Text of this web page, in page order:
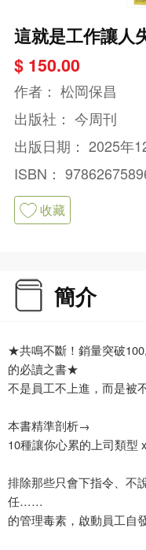
這就是工作讓人
$ 150.00
作者： 松岡保昌
出版社： 今周刊
出版日期： 2025年
ISBN：
收藏
簡介
★共鳴不斷！銷量突破
的必讀之書★
不是員工不上進，而是被
本書精準剖析→
10種讓你心累的上司類型
排除那些只會下指令、不
任……
的管理毒素，啟動員工自